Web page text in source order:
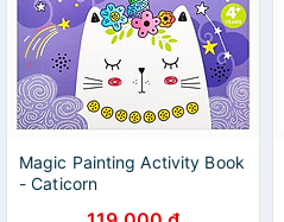
Magic Painting Activity Book
- Caticorn